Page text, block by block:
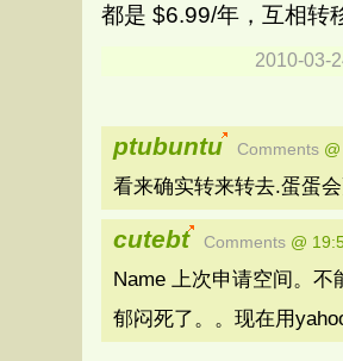
都是 $6.99/年，互相转
2010-03-
ptubuntu Comments
看来确实转来转去.蛋蛋
cutebt Comments @
Name 上次申请空间。不
郁闷死了。。现在用